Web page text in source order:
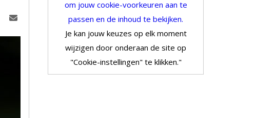
om jouw cookie-voorkeuren aan te
passen en de inhoud te bekijken.
Je kan jouw keuzes op elk moment
wijzigen door onderaan de site op
"Cookie-instellingen" te klikken."